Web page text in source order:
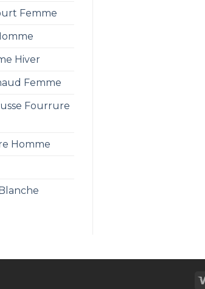
Femme
Hiver
Femme
Fourrure
Homme